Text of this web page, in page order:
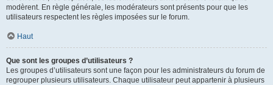
modèrent. En règle générale, les modérateurs sont présents pour que les
utilisateurs respectent les règles imposées sur le forum.
Haut
Que sont les groupes d’utilisateurs ?
Les groupes d’utilisateurs sont une façon pour les administrateurs du forum de
regrouper plusieurs utilisateurs. Chaque utilisateur peut appartenir à plusieurs